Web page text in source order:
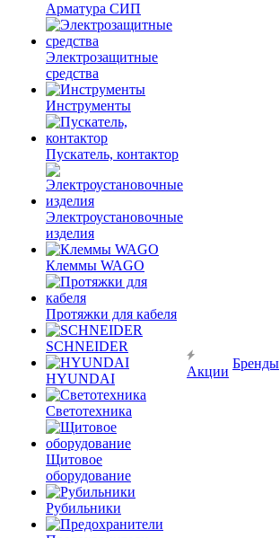
Арматура СИП
Электрозащитные
средства
Инструменты
Пускатель, контактор
Электроустановочные
изделия
Клеммы WAGO
Протяжки для кабеля
SCHNEIDER
HYUNDAI
Светотехника
Щитовое
оборудование
Рубильники
Акции
Бренды